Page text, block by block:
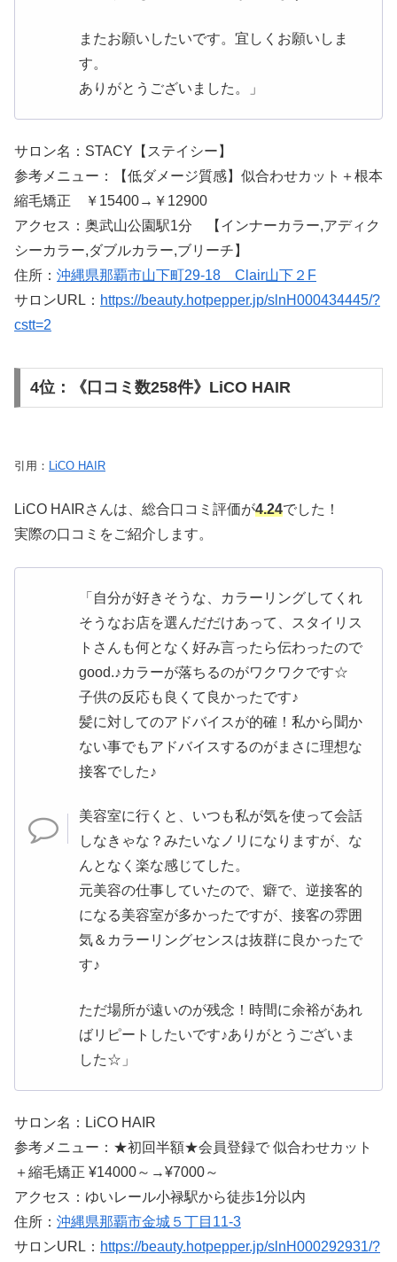
またお願いしたいです。宜しくお願いしま
す。
ありがとうございました。」
サロン名：STACY【ステイシー】
参考メニュー：【低ダメージ質感】似合わせカット＋根本
縮毛矯正 ￥15400→￥12900
アクセス：奥武山公園駅1分 【インナーカラー,アディク
シーカラー,ダブルカラー,ブリーチ】
住所： 沖縄県那覇市山下町29-18 Clair山下２F
サロンURL： https://beauty.hotpepper.jp/slnH000434445/?
cstt=2
4位：《口コミ数258件》LiCO HAIR
引用： LiCO HAIR
LiCO HAIRさんは、総合口コミ評価が4.24でした！
実際の口コミをご紹介します。
「自分が好きそうな、カラーリングしてくれ
そうなお店を選んだだけあって、スタイリス
トさんも何となく好み言ったら伝わったので
good.♪カラーが落ちるのがワクワクです☆
子供の反応も良くて良かったです♪
髪に対してのアドバイスが的確！私から聞か
ない事でもアドバイスするのがまさに理想な
接客でした♪
美容室に行くと、いつも私が気を使って会話
しなきゃな？みたいなノリになりますが、な
んとなく楽な感じてした。
元美容の仕事していたので、癖で、逆接客的
になる美容室が多かったですが、接客の雰囲
気＆カラーリングセンスは抜群に良かったで
す♪
ただ場所が遠いのが残念！時間に余裕があれ
ばリピートしたいです♪ありがとうございま
した☆」
サロン名：LiCO HAIR
参考メニュー：★初回半額★会員登録で 似合わせカット
＋縮毛矯正 ¥14000～→¥7000～
アクセス：ゆいレール小禄駅から徒歩1分以内
住所： 沖縄県那覇市金城５丁目11-3
サロンURL： https://beauty.hotpepper.jp/slnH000292931/?